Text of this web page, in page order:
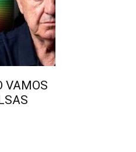
VAMOS